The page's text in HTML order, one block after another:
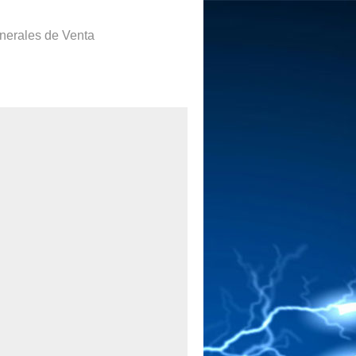
de Venta